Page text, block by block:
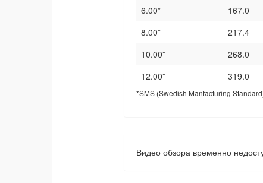
6.00”
167.0
8.00”
217.4
10.00”
268.0
12.00”
319.0
*SMS (Swedish Manfacturing
Видео обзора временно